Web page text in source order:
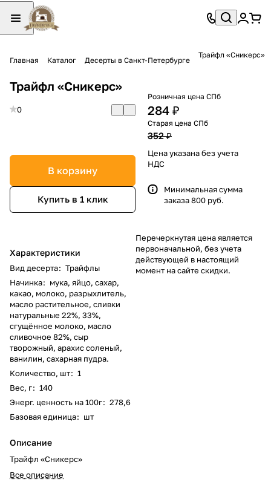
Главная Каталог Десерты в Санкт-Петербурге
Трайфл «Сникерс»
Трайфл «Сникерс»
0
В корзину
Купить в 1 клик
Характеристики
Вид десерта: Трайфлы
Начинка: мука, яйцо, сахар,
какао, молоко, разрыхлитель,
масло растительное, сливки
натуральные 22%, 33%,
сгущённое молоко, масло
сливочное 82%, сыр
творожный, арахис соленый,
ванилин, сахарная пудра.
Количество, шт: 1
Вес, г: 140
Энерг. ценность на 100г: 278,6
Базовая единица: шт
Описание
Трайфл «Сникерс»
Все описание
Розничная цена СПб
284 ₽
Старая цена СПб
352 ₽
Цена указана без учета
НДС
Минимальная сумма
заказа 800 руб.
Перечеркнутая цена является
первоначальной, без учета
действующей в настоящий
момент на сайте скидки.